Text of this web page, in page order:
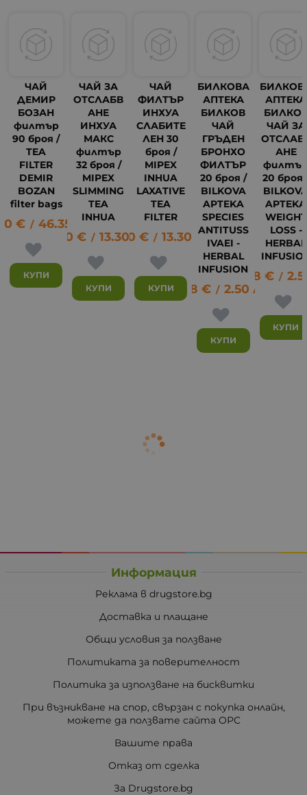
ЧАЙ
ДЕМИР
БОЗАН
филтър
90 броя /
TEA
FILTER
DEMIR
BOZAN
filter bags
€ / 46.35 лв.
КУПИ
ЧАЙ ЗА
ОТСЛАБВ
АНЕ
ИНХУА
МАКС
филтър
32 броя /
MIPEX
SLIMMING
TEA
INHUA
6.80 € / 13.30 лв.
КУПИ
ЧАЙ
ФИЛТЪР
ИНХУА
СЛАБИТЕ
ЛЕН 30
броя /
MIPEX
INHUA
LAXATIVE
TEA
FILTER
6.80 € / 13.30 лв.
КУПИ
БИЛКОВА
АПТЕКА
БИЛКОВ
ЧАЙ
ГРЪДЕН
БРОНХО
ФИЛТЪР
20 броя /
BILKOVA
APTEKA
SPECIES
ANTITUSS
IVAEI -
HERBAL
INFUSION
1.28 € / 2.50 лв.
КУПИ
АПТЕКА
ЧАЙ ЗА
АНЕ
20 броя
APTEKA
WEIGHT
LOSS -
HERBAL
1.28 € /
КУПИ
Информация
Реклама в drugstore.bg
Доставка и плащане
Общи условия за ползване
Политиката за поверителност
Политика за използване на бисквитки
При възникване на спор, свързан с покупка онлайн,
можете да ползвате сайта ОРС
Вашите права
Отказ от сделка
За Drugstore.bg